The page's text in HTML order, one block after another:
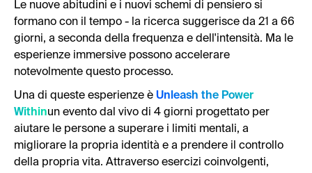
Le nuove abitudini e i nuovi schemi di pensiero si
formano con il tempo - la ricerca suggerisce da 21 a 66
giorni, a seconda della frequenza e dell'intensità. Ma le
esperienze immersive possono accelerare
notevolmente questo processo.
Una di queste esperienze è Unleash the Power
Withinun evento dal vivo di 4 giorni progettato per
aiutare le persone a superare i limiti mentali, a
migliorare la propria identità e a prendere il controllo
della propria vita. Attraverso esercizi coinvolgenti,